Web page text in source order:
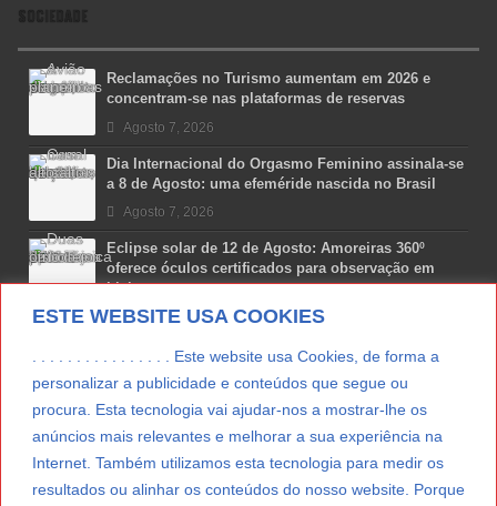
ESTE WEBSITE USA COOKIES
. . . . . . . . . . . . . . . . Este website usa Cookies, de forma a
personalizar a publicidade e conteúdos que segue ou
procura. Esta tecnologia vai ajudar-nos a mostrar-lhe os
anúncios mais relevantes e melhorar a sua experiência na
Internet. Também utilizamos esta tecnologia para medir os
resultados ou alinhar os conteúdos do nosso website. Porque
SOCIEDADE
Reclamações no Turismo aumentam em 2026 e
concentram-se nas plataformas de reservas
Agosto 7, 2026
Dia Internacional do Orgasmo Feminino assinala-se
a 8 de Agosto: uma efeméride nascida no Brasil
Agosto 7, 2026
Eclipse solar de 12 de Agosto: Amoreiras 360º
oferece óculos certificados para observação em
Lisboa
Agosto 7, 2026
Lua Afonso vence prémio internacional de liderança
Agosto 7, 2026
Preparar o carro para as férias de Verão
Agosto 5, 2026